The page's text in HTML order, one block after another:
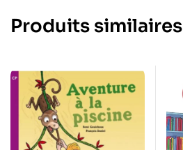
Produits similaires